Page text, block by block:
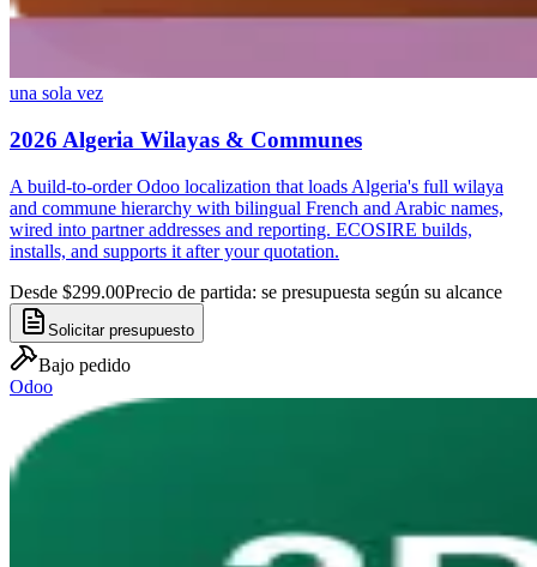
una sola vez
2026 Algeria Wilayas & Communes
A build-to-order Odoo localization that loads Algeria's full wilaya
and commune hierarchy with bilingual French and Arabic names,
wired into partner addresses and reporting. ECOSIRE builds,
installs, and supports it after your quotation.
Desde $299.00Precio de partida: se presupuesta según su alcance
Solicitar presupuesto
Bajo pedido
Odoo